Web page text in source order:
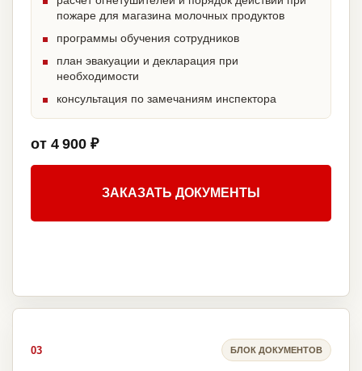
пожаре для магазина молочных продуктов
программы обучения сотрудников
план эвакуации и декларация при
необходимости
консультация по замечаниям инспектора
от 4 900 ₽
ЗАКАЗАТЬ ДОКУМЕНТЫ
03 БЛОК ДОКУМЕНТОВ